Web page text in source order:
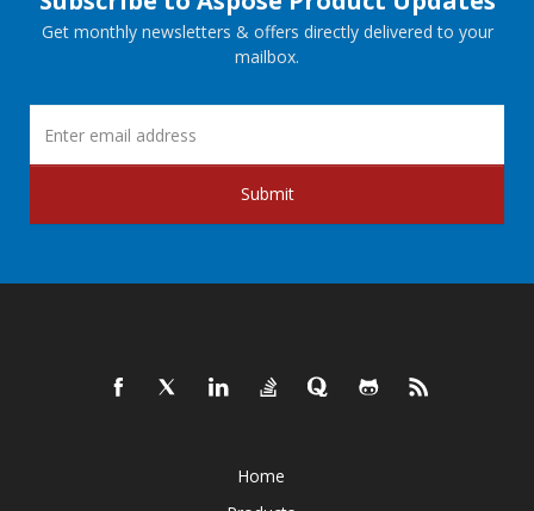
Get monthly newsletters & offers directly delivered to your
mailbox.
Submit
Home